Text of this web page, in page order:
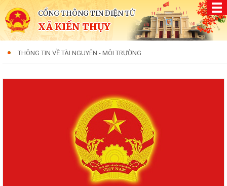
CỔNG THÔNG TIN ĐIỆN TỬ
XÃ KIẾN THỤY
THÔNG TIN VỀ TÀI NGUYÊN - MÔI TRƯỜNG